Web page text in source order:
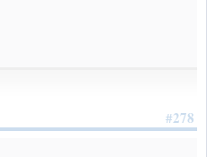
#278